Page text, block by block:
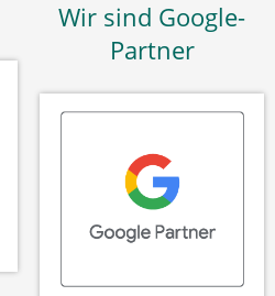
Wir sind Google-
Partner